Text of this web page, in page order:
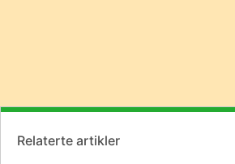
Relaterte artikler